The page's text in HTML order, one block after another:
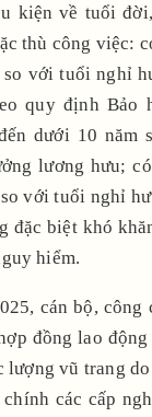
kiện về tuổi
thù công việc:
với tuổi nghỉ
quy định Bảo
dưới 10 năm
lương hưu;
với tuổi nghỉ
đặc biệt khó
hiểm.
cán bộ, công
đồng lao
vũ trang
các cấp